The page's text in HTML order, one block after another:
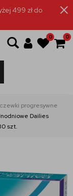
499 zł do
0 0
progresywne
Dailies
szt.